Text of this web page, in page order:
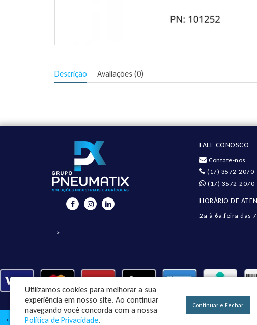
Descrição Avaliações (0)
FALE CONOSCO
Contate-nos
(17) 3572-2070
(17) 3572-2070
HORÁRIO DE
2a à 6a.feira das
-->
Pneumatix Soluções Industriais Ltda - CNPJ: 18.561.656/0001-49
Utilizamos cookies para melhorar a sua
experiência em nosso site. Ao continuar
navegando você concorda com a nossa
Política de Privacidade.
Continuar e Fechar